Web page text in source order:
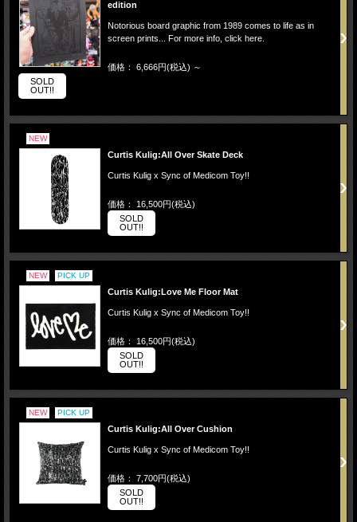
edition
Notorious board graphic from 1989 comes to life as in
screen prints... For more info, click here.
価格： 6,666円(税込) ～
SOLD
OUT!!
NEW
Curtis Kulig:All Over Skate Deck
Curtis Kulig x Sync of Medicom Toy!!
価格： 16,500円(税込)
SOLD
OUT!!
NEW PICK UP
Curtis Kulig:Love Me Floor Mat
Curtis Kulig x Sync of Medicom Toy!!
価格： 16,500円(税込)
SOLD
OUT!!
NEW PICK UP
Curtis Kulig:All Over Cushion
Curtis Kulig x Sync of Medicom Toy!!
価格： 7,700円(税込)
SOLD
OUT!!